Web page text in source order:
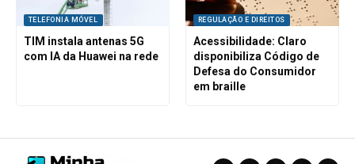
TELEFONIA MÓVEL
TIM instala antenas 5G
com IA da Huawei na rede
REGULAÇÃO E DIREITOS
Acessibilidade: Claro
disponibiliza Código de
Defesa do Consumidor
em braille